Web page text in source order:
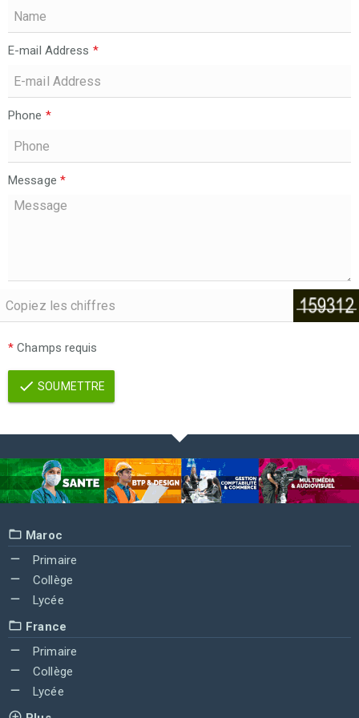
E-mail Address *
Phone *
Message *
* Champs requis
SOUMETTRE
Maroc
Primaire
Collège
Lycée
France
Primaire
Collège
Lycée